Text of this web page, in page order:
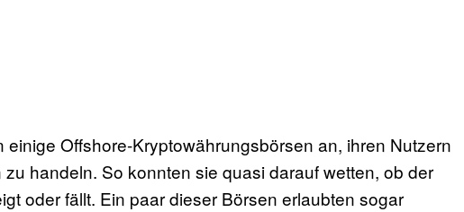
Offshore-Kryptowährungsbörsen an, ihren Nutzern
handeln. So konnten sie quasi darauf wetten, ob der
oder fällt. Ein paar dieser Börsen erlaubten sogar